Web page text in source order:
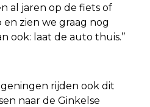
al jaren op de fiets of
en zien we graag nog
ook: laat de auto thuis.’’
rijden ook dit
naar de Ginkelse